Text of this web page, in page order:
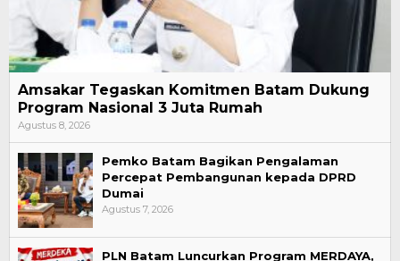
Amsakar Tegaskan Komitmen Batam Dukung
Program Nasional 3 Juta Rumah
Agustus 8, 2026
Pemko Batam Bagikan Pengalaman
Percepat Pembangunan kepada DPRD
Dumai
Agustus 7, 2026
PLN Batam Luncurkan Program MERDAYA,